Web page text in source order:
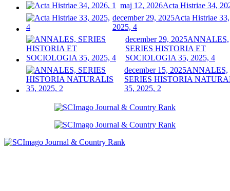
maj 12, 2026Acta Histriae 34,
december 29, 2025Acta Histriae 33,
2025, 4
december 29, 2025ANNALES,
SERIES HISTORIA ET
SOCIOLOGIA 35, 2025, 4
december 15, 2025ANNALES,
SERIES HISTORIA
35, 2025, 2